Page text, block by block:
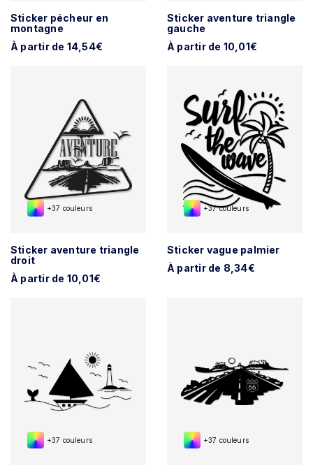
Sticker pécheur en
montagne
À partir de 14,54€
Sticker aventure triangle
gauche
À partir de 10,01€
+37 couleurs
Sticker aventure triangle
droit
À partir de 10,01€
+37 couleurs
Sticker vague palmier
À partir de 8,34€
+37 couleurs +37 couleurs